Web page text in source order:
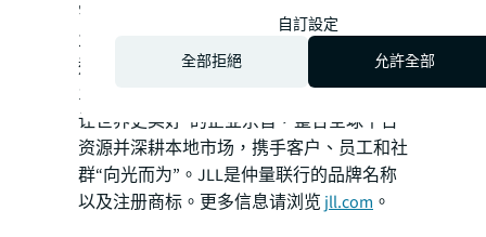
宅和零售等物业。作为《财富》500强企
业，公司2024财年收入达234亿美元，业务
遍及全球80多个国家，员工总数超过
112,000人。我们秉承“塑造房地产的未来，
让世界更美好”的企业宗旨，整合全球平台
资源并深耕本地市场，携手客户、员工和社
群“向光而为”。JLL是仲量联行的品牌名称
以及注册商标。更多信息请浏览 jll.com 。
自訂設定
全部拒絕
允許全部